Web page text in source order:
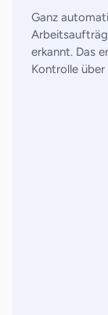
Ganz
erkannt. Das
Kontrolle